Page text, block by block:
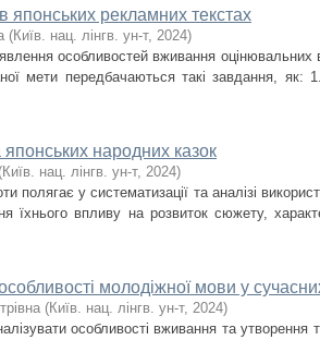
японських рекламних текстах
(Київ. нац. лінгв. ун-т, 2024)
особливостей вживання
мети передбачаються такі завдання, як: 1.
народних казок
(Київ. нац. лінгв. ун-т, 2024)
полягає у систематизації та аналізі
їхнього впливу на розвиток сюжету,
молодіжної мови у
(Київ. нац. лінгв. ун-т, 2024)
особливості вживання та